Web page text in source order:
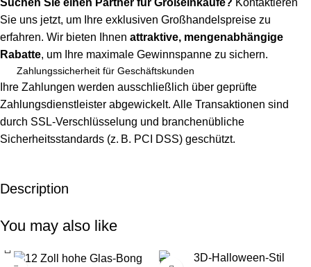
Suchen Sie einen Partner für Großeinkäufe? Kontaktieren
Sie uns jetzt, um Ihre exklusiven Großhandelspreise zu
erfahren. Wir bieten Ihnen attraktive, mengenabhängige
Rabatte, um Ihre maximale Gewinnspanne zu sichern.
Zahlungssicherheit für Geschäftskunden
Ihre Zahlungen werden ausschließlich über geprüfte
Zahlungsdienstleister abgewickelt. Alle Transaktionen sind
durch SSL-Verschlüsselung und branchenübliche
Sicherheitsstandards (z. B. PCI DSS) geschützt.
Black Friday Blowout!
Description
You may also like